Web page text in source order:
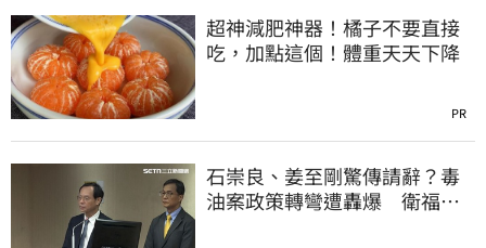
超神減肥神器！橘子不要直接
吃，加點這個！體重天天下降
PR
石崇良、姜至剛驚傳請辭？毒
油案政策轉彎遭轟爆 衛福部